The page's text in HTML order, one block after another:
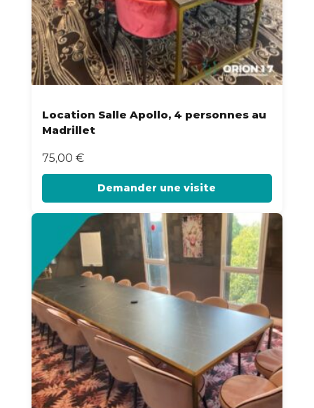
Location Salle Apollo, 4 personnes au
Madrillet
75,00 €
Demander une visite